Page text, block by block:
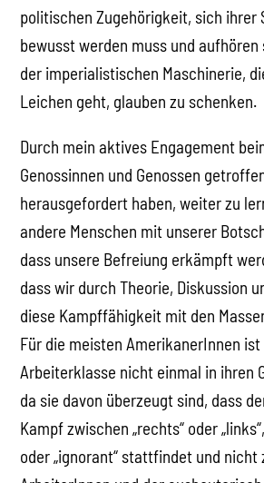
politischen Zugehörigkeit, sich ihrer
bewusst werden muss und aufhören
der imperialistischen Maschinerie,
Leichen geht, glauben zu schenken.
Durch mein aktives Engagement
Genossinnen und Genossen
herausgefordert haben, weiter zu
andere Menschen mit unserer
dass unsere Befreiung erkämpft
dass wir durch Theorie, Diskussion
diese Kampffähigkeit mit den
Für die meisten AmerikanerInnen
Arbeiterklasse nicht einmal in ihren
da sie davon überzeugt sind, dass
Kampf zwischen „rechts“ oder
oder „ignorant“ stattfindet und nicht